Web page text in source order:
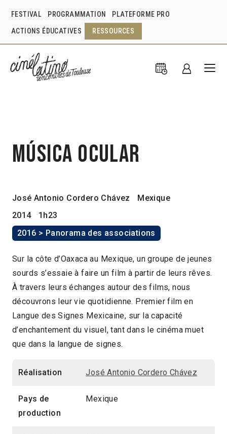
FESTIVAL PROGRAMMATION PLATEFORME PRO
ACTIONS ÉDUCATIVES RESSOURCES
Música ocular
José Antonio Cordero Chávez
Mexique
2014
1h23
2016 > Panorama des associations
Sur la côte d’Oaxaca au Mexique, un groupe de jeunes
sourds s’essaie à faire un film à partir de leurs rêves.
À travers leurs échanges autour des films, nous
découvrons leur vie quotidienne. Premier film en
Langue des Signes Mexicaine, sur la capacité
d’enchantement du visuel, tant dans le cinéma muet
que dans la langue de signes.
Réalisation José Antonio Cordero Chávez
Pays de
production
Mexique